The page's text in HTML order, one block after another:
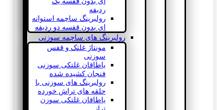
ردیفه
رولبرینگ ساچمه استوانه
ای بدون قفسه دو ردیفه
رولبرینگ های ساچمه سوزنی
مونتاژ غلتک و قفس
سوزنی
یاطاقان غلتکی سوزنی
فنجان کشیده شده
رولبرینگ های سوزنی با
حلقه های تراش خورده
یاطاقان غلتکی سوزن